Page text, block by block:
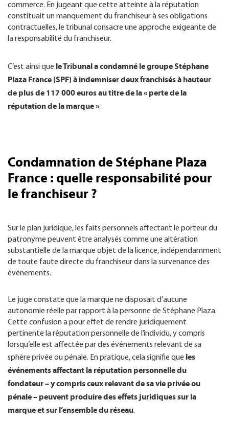
commerce. En jugeant que cette atteinte à la réputation
constituait un manquement du franchiseur à ses obligations
contractuelles, le tribunal consacre une approche exigeante de
la responsabilité du franchiseur.
C’est ainsi que le Tribunal a condamné le groupe Stéphane
Plaza France (SPF) à indemniser deux franchisés à hauteur
de plus de 117 000 euros au titre de la « perte de la
réputation de la marque ».
Condamnation de Stéphane Plaza
France : quelle responsabilité pour
le franchiseur ?
Sur le plan juridique, les faits personnels affectant le porteur du
patronyme peuvent être analysés comme une altération
substantielle de la marque objet de la licence, indépendamment
de toute faute directe du franchiseur dans la survenance des
événements.
Le juge constate que la marque ne disposait d’aucune
autonomie réelle par rapport à la personne de Stéphane Plaza.
Cette confusion a pour effet de rendre juridiquement
pertinente la réputation personnelle de l’individu, y compris
lorsqu’elle est affectée par des événements relevant de sa
sphère privée ou pénale. En pratique, cela signifie que les
événements affectant la réputation personnelle du
fondateur – y compris ceux relevant de sa vie privée ou
pénale – peuvent produire des effets juridiques sur la
marque et sur l’ensemble du réseau.